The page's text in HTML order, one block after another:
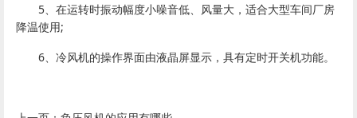
5、在运转时振动幅度小噪音低、风量大，适合大型车间厂房
降温使用;
6、冷风机的操作界面由液晶屏显示，具有定时开关机功能。